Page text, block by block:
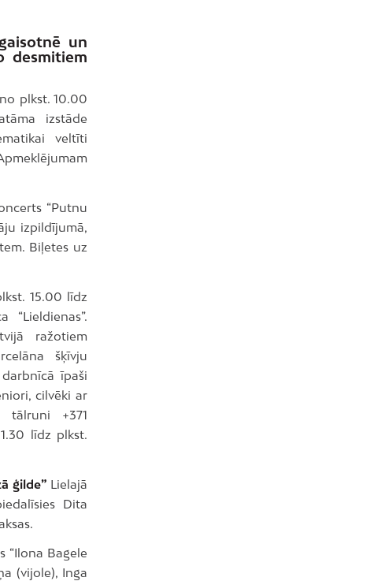
un
desmitiem
plkst. 10.00
izstāde
veltīti
“Putnu
izpildījumā,
Biļetes uz
15.00 līdz
ražotiem
šķīvju
īpaši
cilvēki ar
tālruni +371
līdz plkst.
ģilde” Lielajā
Dita
“Ilona Bagele
(vijole), Inga